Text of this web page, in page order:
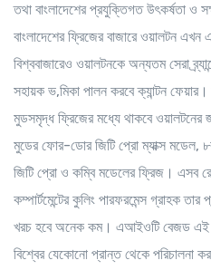
তথা বাংলাদেশের প্রযুক্তিগত উৎকর্ষতা ও
বাংলাদেশের ফ্রিজের বাজারে ওয়ালটন এখন
বিশ্ববাজারেও ওয়ালটনকে অন্যতম সেরা
সহায়ক ভ‚মিকা পালন করবে ক্যান্টন ফেয়ার।
মুডসমৃদ্ধ ফ্রিজের মধ্যে থাকবে ওয়ালটনের
মুডের ফোর-ডোর জিটি প্রো ম্যাক্স মডেল,
জিটি প্রো ও কম্বি মডেলের ফ্রিজ। এসব
কম্পার্টমেন্টের কুলিং পারফরমেন্স গ্রাহক
খরচ হবে অনেক কম। এআইওটি বেজড এই
বিশ্বের যেকোনো প্রান্ত থেকে পরিচালনা